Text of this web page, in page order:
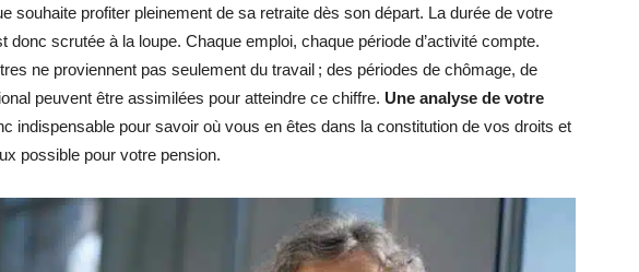
souhaite profiter pleinement de sa retraite dès son départ. La durée de votre
donc scrutée à la loupe. Chaque emploi, chaque période d’activité compte.
ne proviennent pas seulement du travail ; des périodes de chômage, de
peuvent être assimilées pour atteindre ce chiffre. Une analyse de votre
indispensable pour savoir où vous en êtes dans la constitution de vos droits et
possible pour votre pension.